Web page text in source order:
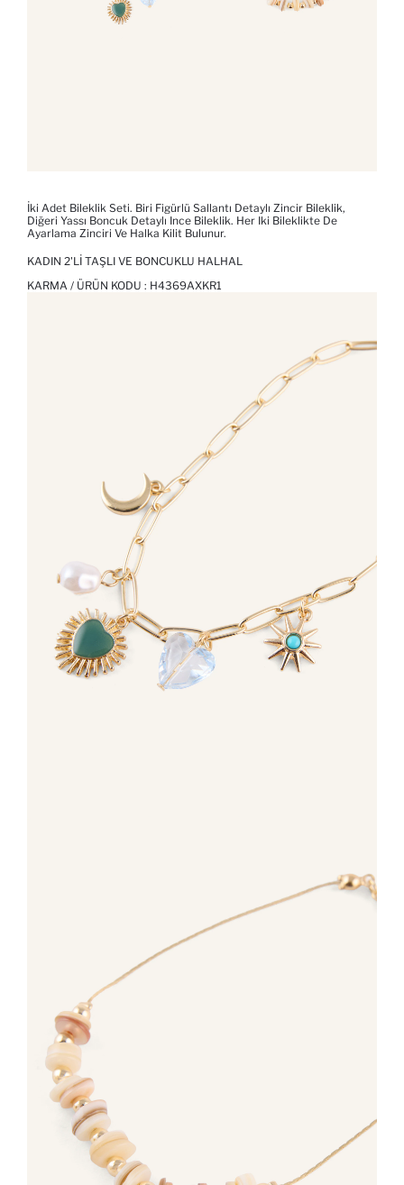
İki Adet Bileklik Seti. Biri Figürlü Sallantı Detaylı Zincir Bileklik,
Diğeri Yassı Boncuk Detaylı Ince Bileklik. Her Iki Bileklikte De
Ayarlama Zinciri Ve Halka Kilit Bulunur.
KADIN 2'LI TAŞLI VE BONCUKLU HALHAL
KARMA / ÜRÜN KODU : H4369AXKR1